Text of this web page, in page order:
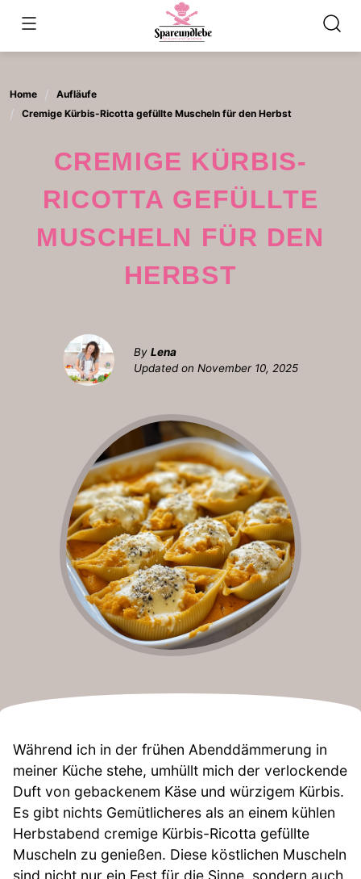
content
Home
Aufläufe
Cremige Kürbis-Ricotta gefüllte Muscheln für den Herbst
CREMIGE KÜRBIS-
RICOTTA GEFÜLLTE
MUSCHELN FÜR DEN
HERBST
By Lena
Updated on November 10, 2025
Während ich in der frühen Abenddämmerung in
meiner Küche stehe, umhüllt mich der verlockende
Duft von gebackenem Käse und würzigem Kürbis.
Es gibt nichts Gemütlicheres als an einem kühlen
Herbstabend cremige Kürbis-Ricotta gefüllte
Muscheln zu genießen. Diese köstlichen Muscheln
sind nicht nur ein Fest für die Sinne, sondern auch